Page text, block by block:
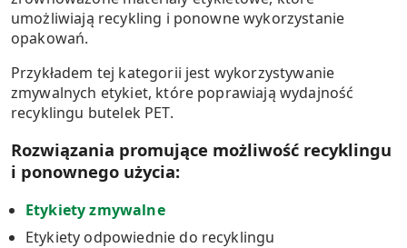
umożliwiają recykling i ponowne wykorzystanie
opakowań.
Przykładem tej kategorii jest wykorzystywanie
zmywalnych etykiet, które poprawiają wydajność
recyklingu butelek PET.
Rozwiązania promujące możliwość recyklingu
i ponownego użycia:
Etykiety zmywalne
Etykiety odpowiednie do recyklingu